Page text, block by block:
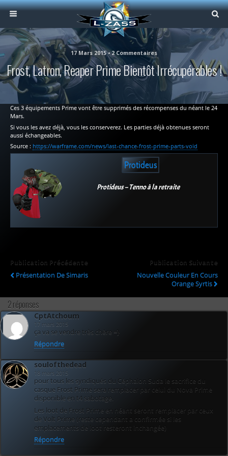
17 Mars 2015 • 2 Commentaires
Frost, Latron, Reaper Prime Bientôt Irrécupérables !
Ces 3 équipements Prime vont être supprimés des récompenses du néant le 24
Mars.
Si vous les avez déjà, vous les conserverez. Les parties déjà obtenues seront
aussi échangeables.
Source : https://warframe.com/news/last-chance-frost-prime-parts-void
Protideus
Protideus – Tenno à la retraite
Publication Précédente
Présentation De Simaris
Publication Suivante
Nouvelle Couleur En Cours
Orange Syrtis
2 réponses
CptAtchoum
17 mars 2015
ça va se vendre très chère =}
Répondre
soulofthedead
18 mars 2015
pour tous les syndiqués du Céphalon Suda le sacrifice du
casque Frost Prime sera remplacer par celui du Nova Prime
disponible en t4 sabotage.
Les loot de Frost Prime en néant seront remplacer par ceux
de Volt Prime (reste cependant a confirmée si les
emplacements de loot resteront inchangée)
Répondre